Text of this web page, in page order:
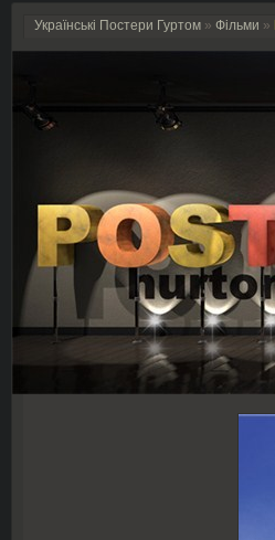
Українські Постери Гуртом » Фільми »